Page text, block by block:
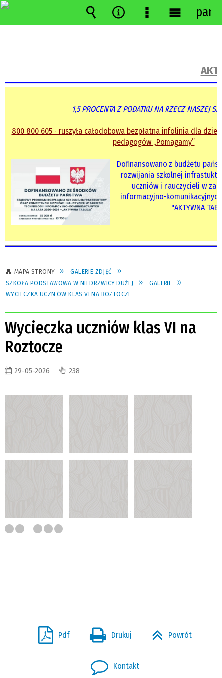
1,5 PROCENTA Z PODATKU NA RZECZ NASZEJ
800 800 605 - ruszyła całodobowa bezpłatna infolinia dla
pedagogów „Pomagamy”
Dofinansowano z budżetu
rozwijania szkolnej
uczniów i nauczycieli w
informacyjno-
"AKTYWNA
MAPA STRONY
GALERIE ZDJĘĆ
SZKOŁA PODSTAWOWA W NIEDRZWICY DUŻEJ
GALERIE
WYCIECZKA UCZNIÓW KLAS VI NA ROZTOCZE
Wycieczka uczniów klas VI na
Roztocze
29-05-2026 238
Pdf Drukuj Powrót
Kontakt
Wyszukiwarka
Narzędzia
MenuMenu